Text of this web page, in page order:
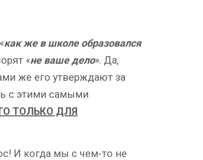
как же в школе образовался
«не ваше дело». Да,
же его утверждают за
с этими самыми
ТОЛЬКО ДЛЯ
И когда мы с чем-то не